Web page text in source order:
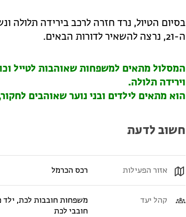
בסיום הטיול, נרד חזרה לרכב בירידה תלולה
ה-21, נרצה להשאיר לדורות הבאים.
המסלול מתאים למשפחות שאוהבות לטייל
וירידה תלולה.
הוא מתאים לילדים ובני נוער שאוהבים
חשוב לדעת
אזור הפעילות רכס הכרמל
קהל יעד
חובבי לכת